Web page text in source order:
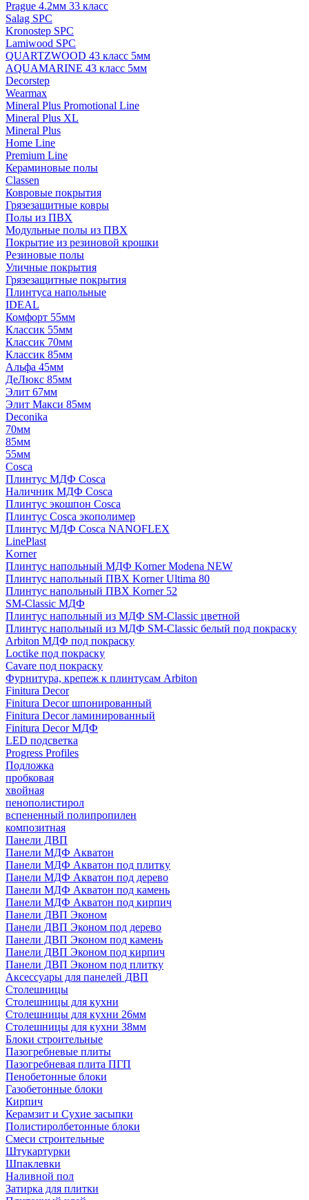
Prague 4.2мм 33 класс
Salag SPC
Kronostep SPC
Lamiwood SPC
QUARTZWOOD 43 класс 5мм
AQUAMARINE 43 класс 5мм
Decorstep
Wearmax
Mineral Plus Promotional Line
Mineral Plus XL
Mineral Plus
Home Line
Premium Line
Кераминовые полы
Classen
Ковровые покрытия
Грязезащитные ковры
Полы из ПВХ
Модульные полы из ПВХ
Покрытие из резиновой крошки
Резиновые полы
Уличные покрытия
Грязезащитные покрытия
Плинтуса напольные
IDEAL
Комфорт 55мм
Классик 55мм
Классик 70мм
Классик 85мм
Альфа 45мм
ДеЛюкс 85мм
Элит 67мм
Элит Макси 85мм
Deconika
70мм
85мм
55мм
Cosca
Плинтус МДФ Cosca
Наличник МДФ Cosca
Плинтус экошпон Cosca
Плинтус Cosca экополимер
Плинтус МДФ Cosca NANOFLEX
LinePlast
Korner
Плинтус напольный МДФ Korner Modena NEW
Плинтус напольный ПВХ Korner Ultima 80
Плинтус напольный ПВХ Korner 52
SM-Classic МДФ
Плинтус напольный из МДФ SM-Classic цветной
Плинтус напольный из МДФ SM-Classic белый под покраску
Arbiton МДФ под покраску
Loctike под покраску
Cavare под покраску
Фурнитура, крепеж к плинтусам Arbiton
Finitura Decor
Finitura Decor шпонированный
Finitura Decor ламинированный
Finitura Decor МДФ
LED подсветка
Progress Profiles
Подложка
пробковая
хвойная
пенополистирол
вспененный полипропилен
композитная
Панели ДВП
Панели МДФ Акватон
Панели МДФ Акватон под плитку
Панели МДФ Акватон под дерево
Панели МДФ Акватон под камень
Панели МДФ Акватон под кирпич
Панели ДВП Эконом
Панели ДВП Эконом под дерево
Панели ДВП Эконом под камень
Панели ДВП Эконом под кирпич
Панели ДВП Эконом под плитку
Аксессуары для панелей ДВП
Столешницы
Столешницы для кухни
Столешницы для кухни 26мм
Столешницы для кухни 38мм
Блоки строительные
Пазогребневые плиты
Пазогребневая плита ПГП
Пенобетонные блоки
Газобетонные блоки
Кирпич
Керамзит и Сухие засыпки
Полистиролбетонные блоки
Смеси строительные
Штукартурки
Шпаклевки
Наливной пол
Затирка для плитки